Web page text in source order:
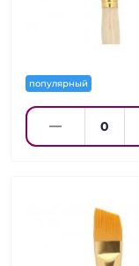
популярный